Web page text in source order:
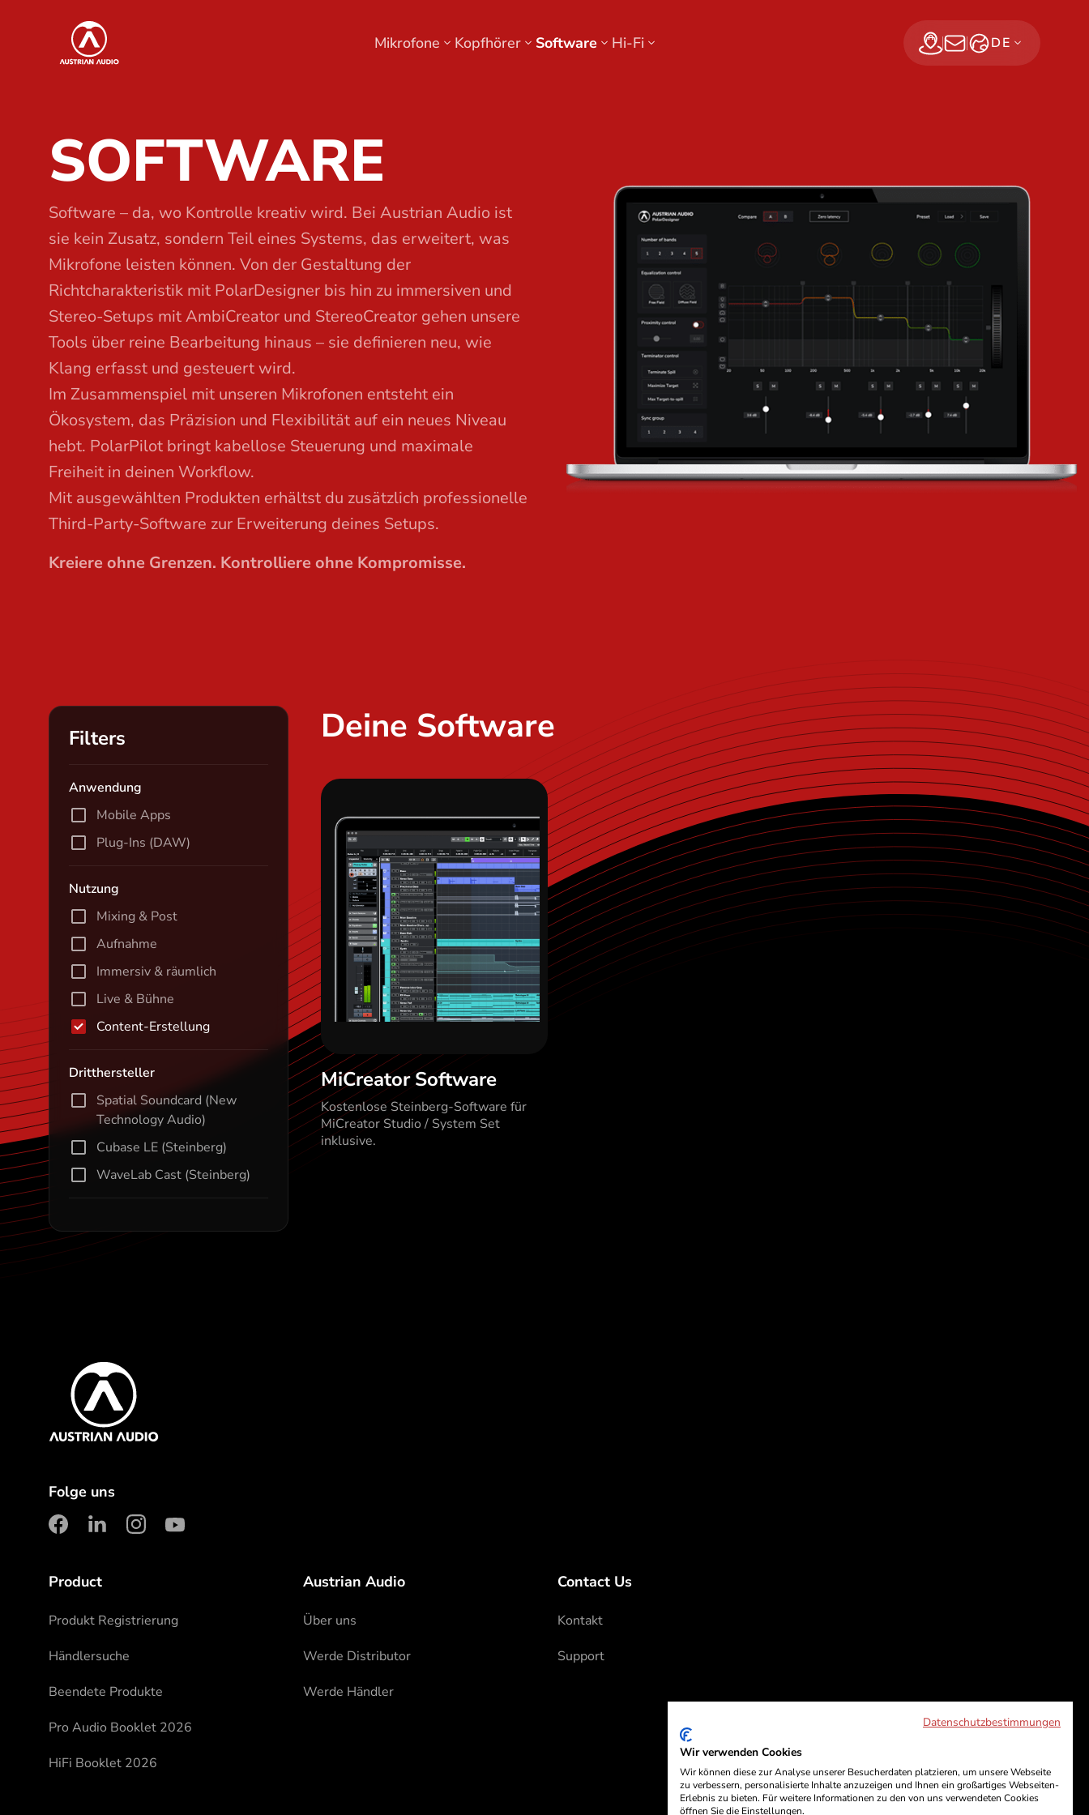
Austrian Audio
Mikrofone Kopfhörer Software Hi-Fi
Find a dealer
Jetzt abonnieren
DE
SOFTWARE
Software – da, wo Kontrolle kreativ wird. Bei Austrian Audio ist
sie kein Zusatz, sondern Teil eines Systems, das erweitert, was
Mikrofone leisten können. Von der Gestaltung der
Richtcharakteristik mit PolarDesigner bis hin zu immersiven und
Stereo-Setups mit AmbiCreator und StereoCreator gehen unsere
Tools über reine Bearbeitung hinaus – sie definieren neu, wie
Klang erfasst und gesteuert wird.
Im Zusammenspiel mit unseren Mikrofonen entsteht ein
Ökosystem, das Präzision und Flexibilität auf ein neues Niveau
hebt. PolarPilot bringt kabellose Steuerung und maximale
Freiheit in deinen Workflow.
Mit ausgewählten Produkten erhältst du zusätzlich professionelle
Third-Party-Software zur Erweiterung deines Setups.
Kreiere ohne Grenzen. Kontrolliere ohne Kompromisse.
Filters
Anwendung
Mobile Apps
Plug-Ins (DAW)
Nutzung
Mixing & Post
Aufnahme
Immersiv & räumlich
Live & Bühne
Content-Erstellung
Dritthersteller
Spatial Soundcard (New
Technology Audio)
Cubase LE (Steinberg)
WaveLab Cast (Steinberg)
Deine Software
MiCreator Software
Kostenlose Steinberg-Software für
MiCreator Studio / System Set
inklusive.
Entdecke MiCreator
Software
Austrian Audio
Folge uns
facebook
linkedininstagram
youtube
Product
Produkt Registrierung
Händlersuche
Beendete Produkte
Pro Audio Booklet 2026
HiFi Booklet 2026
Austrian Audio
Über uns
Werde Distributor
Werde Händler
Contact Us
Kontakt
Support
Datenschutzbestimmungen
Wir verwenden Cookies
Wir können diese zur Analyse unserer Besucherdaten platzieren, um unsere Webseite
zu verbessern, personalisierte Inhalte anzuzeigen und Ihnen ein großartiges Webseiten-
Erlebnis zu bieten. Für weitere Informationen zu den von uns verwendeten Cookies
öffnen Sie die Einstellungen.